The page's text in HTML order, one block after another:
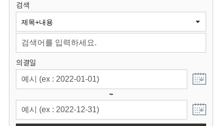
원
회
검색
의결일
~